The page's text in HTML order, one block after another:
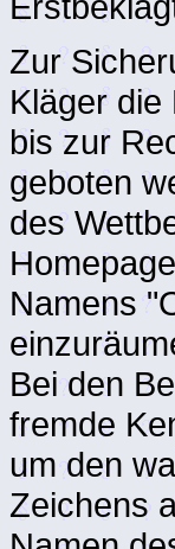
Zur
Kläger die
bis zur
geboten
des
Namens
Bei den
fremde
um den
Zeichens